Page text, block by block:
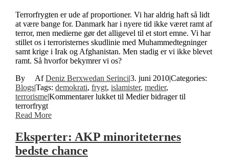
Terrorfrygten er ude af proportioner. Vi har aldrig haft så lidt
at være bange for. Danmark har i nyere tid ikke været ramt af
terror, men medierne gør det alligevel til et stort emne. Vi har
stillet os i terroristernes skudlinie med Muhammedtegninger
samt krige i Irak og Afghanistan. Men stadig er vi ikke blevet
ramt. Så hvorfor bekymrer vi os?
By
Deniz Berxwedan Serinci|3. juni 2010|Categories:
Blogs|Tags: demokrati, frygt, islamister, medier,
terrorisme|Kommentarer lukket til Medier bidrager til
terrorfrygt
Read More
Eksperter: AKP minoriteternes
bedste chance